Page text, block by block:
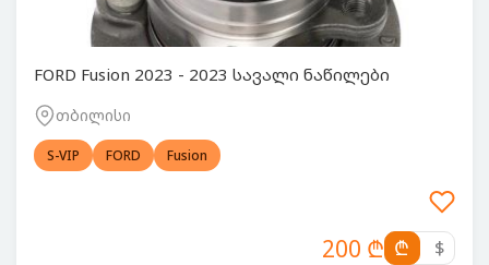
FORD Fusion 2023 - 2023 სავალი ნაწილები
თბილისი
S-VIP FORD Fusion
200 ₾ ₾ $